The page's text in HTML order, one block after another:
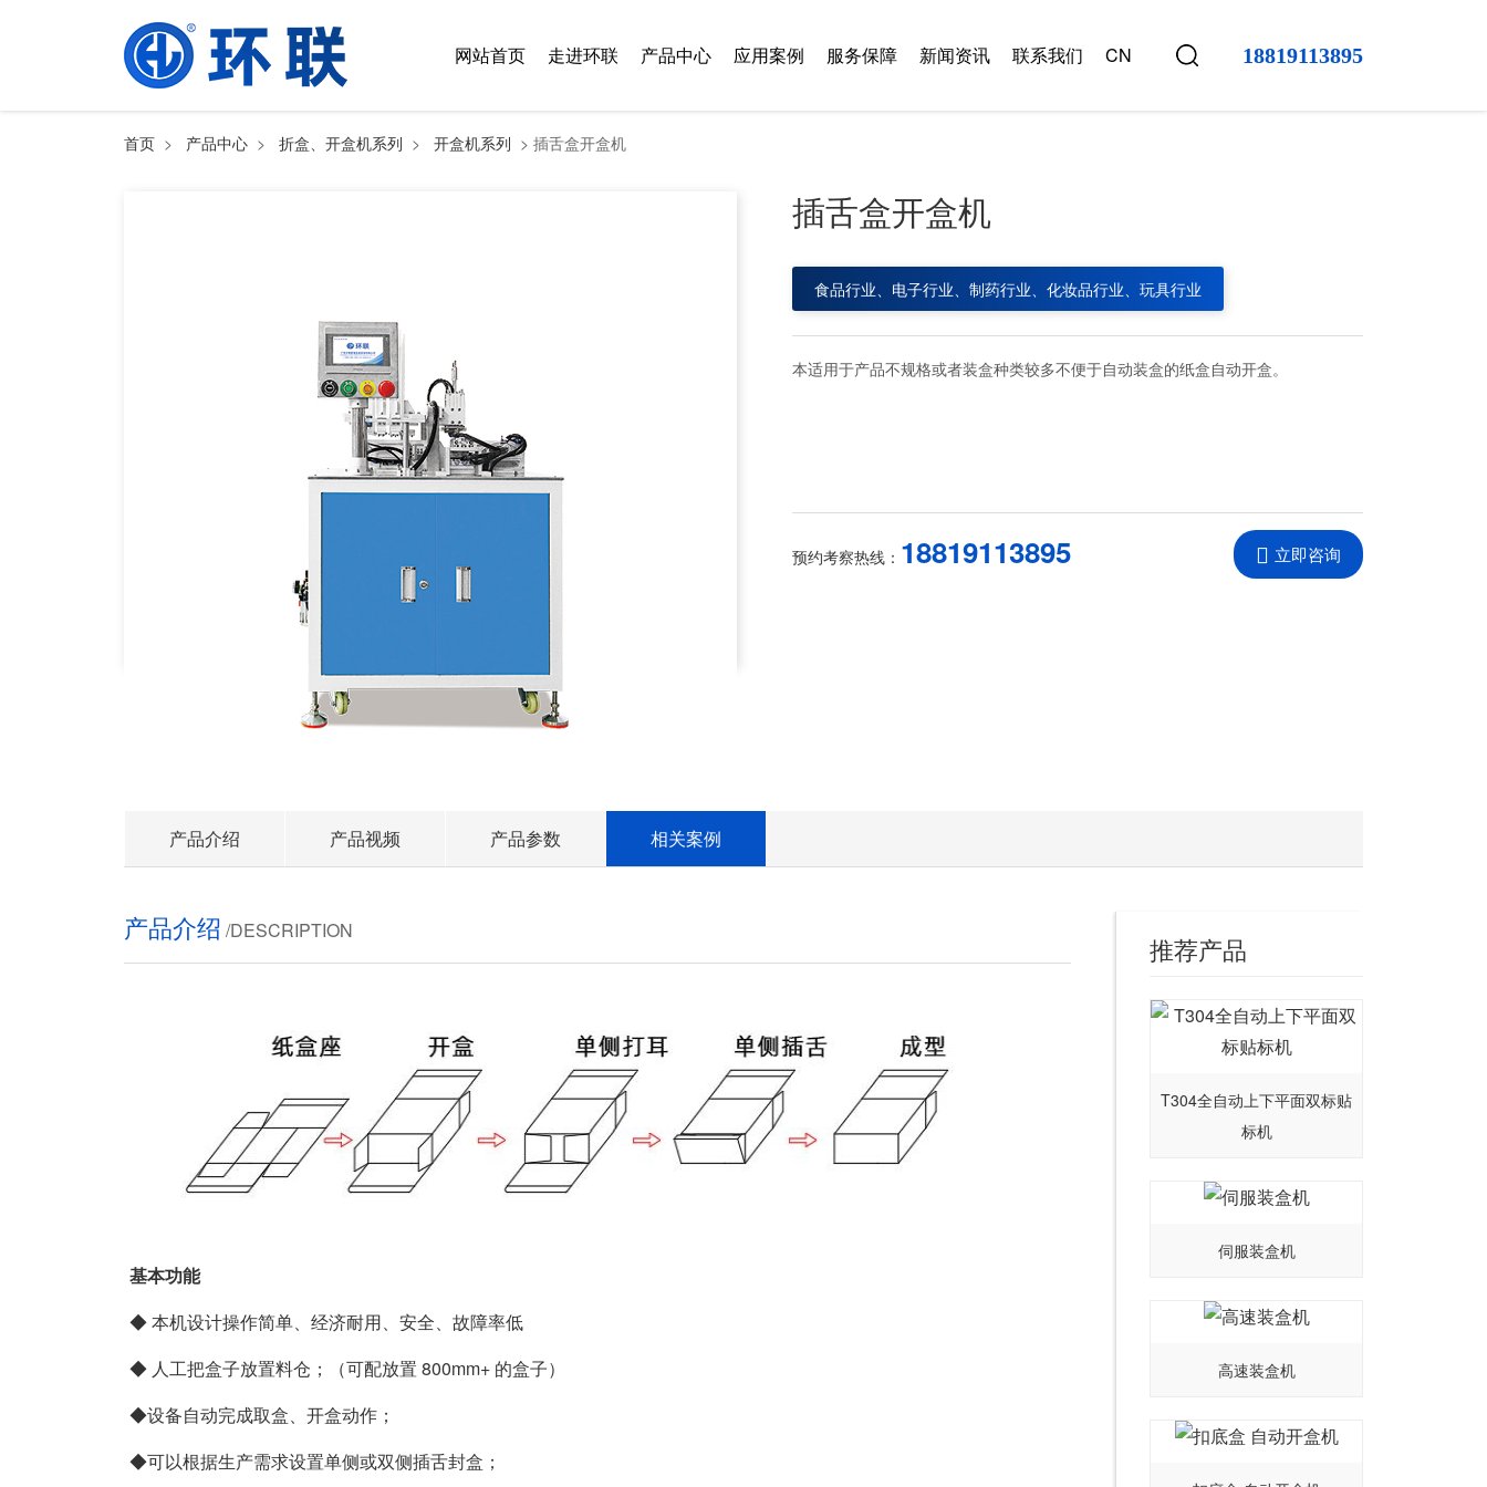
网站首页 走进环联 产品中心 应用案例 服务保障 新闻资讯 联系我们 CN 18819113895
首页 > 产品中心 > 折盒、开盒机系列 > 开盒机系列 > 插舌盒开盒机
插舌盒开盒机
食品行业、电子行业、制药行业、化妆品行业、玩具行业
本适用于产品不规格或者装盒种类较多不便于自动装盒的纸盒自动开盒。
预约考察热线： 18819113895 立即咨询
产品介绍 产品视频 产品参数 相关案例
产品介绍 /DESCRIPTION
基本功能
◆ 本机设计操作简单、经济耐用、安全、故障率低
◆ 人工把盒子放置料仓；（可配放置 800mm+ 的盒子）
◆设备自动完成取盒、开盒动作；
◆可以根据生产需求设置单侧或双侧插舌封盒；
推荐产品
T304全自动上下平面双标贴
标机
伺服装盒机
高速装盒机